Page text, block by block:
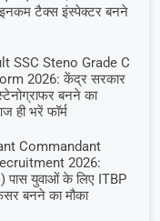
इनकम टैक्स इंस्पेक्टर बनने
SSC Steno Grade C
2026: केंद्र सरकार
बनने का
ही भरें फॉर्म
Commandant
2026:
पास युवाओं के लिए ITBP
बनने का मौका